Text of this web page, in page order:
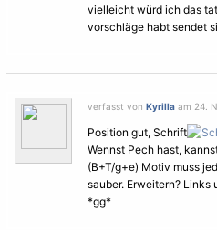
vielleicht würd ich das
vorschläge habt sendet
verfasst von Kyrilla am 24.
Position gut, Schrift
Wennst Pech hast,
(B+T/g+e) Motiv muss
sauber. Erweitern? Links
*gg*